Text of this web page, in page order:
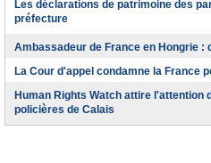
Les déclarations de patrimoine des
préfecture
Ambassadeur de France en Hongrie :
La Cour d'appel condamne la France
Human Rights Watch attire l'attention
policières de Calais